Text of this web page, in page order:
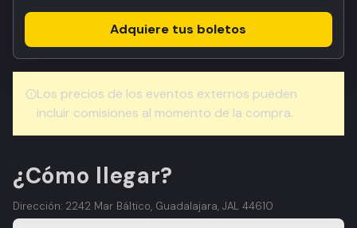
Adquiere tus boletos
Los precios de los eventos externos pueden
incluir comisiones al momento de la compra.
¿Cómo llegar?
Dirección: 2242 Mar Báltico, Guadalajara, JAL 44610